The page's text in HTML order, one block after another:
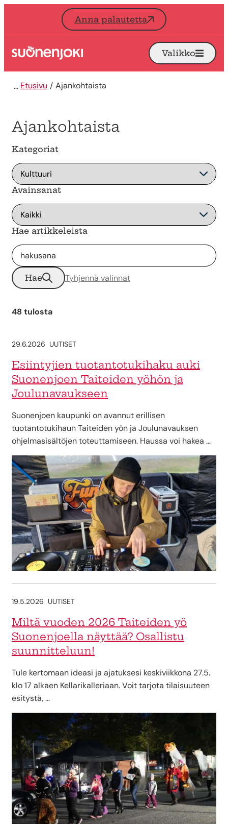
Siirry sisältöön
Anna palautetta
Etusivu Avaa
Valikko
Etusivu Ajankohtaista
Ajankohtaista
Kategoriat
Avainsanat
Hae artikkeleista
Hae Tyhjennä valinnat
48 tulosta
29.6.2026 UUTISET
Esiintyjien tuotantotukihaku auki
Suonenjoen Taiteiden yöhön ja
Joulunavaukseen
Suonenjoen kaupunki on avannut erillisen
tuotantotukihaun Taiteiden yön ja Joulunavauksen
ohjelmasisältöjen toteuttamiseen. Haussa voi hakea …
19.5.2026 UUTISET
Miltä vuoden 2026 Taiteiden yö
Suonenjoella näyttää? Osallistu
suunnitteluun!
Tule kertomaan ideasi ja ajatuksesi keskiviikkona 27.5.
klo 17 alkaen Kellarikalleriaan. Voit tarjota tilaisuuteen
esitystä, …